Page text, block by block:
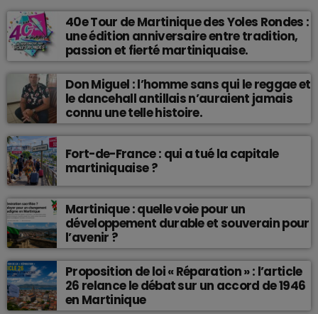
40e Tour de Martinique des Yoles Rondes :
une édition anniversaire entre tradition,
passion et fierté martiniquaise.
Don Miguel : l’homme sans qui le reggae et
le dancehall antillais n’auraient jamais
connu une telle histoire.
Fort-de-France : qui a tué la capitale
martiniquaise ?
Martinique : quelle voie pour un
développement durable et souverain pour
l’avenir ?
Proposition de loi « Réparation » : l’article
26 relance le débat sur un accord de 1946
en Martinique